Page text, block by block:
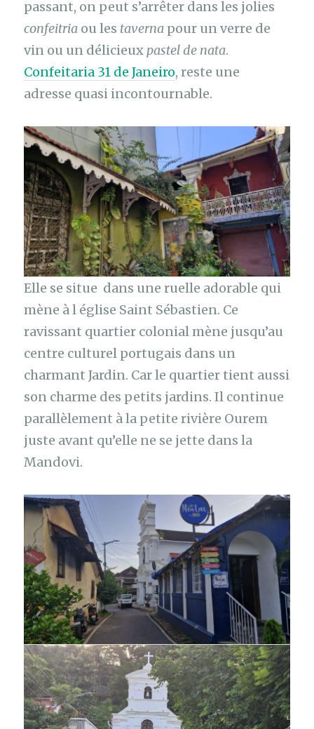
passant, on peut s’arrêter dans les jolies
confeitria ou les taverna pour un verre de
vin ou un délicieux pastel de nata.
Confeitaria 31 de Janeiro, reste une
adresse quasi incontournable.
Elle se situe dans une ruelle adorable qui
mène à l église Saint Sébastien. Ce
ravissant quartier colonial mène jusqu’au
centre culturel portugais dans un
charmant Jardin. Car le quartier tient aussi
son charme des petits jardins. Il continue
parallèlement à la petite rivière Ourem
juste avant qu’elle ne se jette dans la
Mandovi.